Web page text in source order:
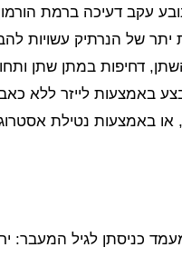
עקב דעיכה ברמת
של הנרתיק עשויות
השתן, דחיפות במתן שתן
באמצעות לייזר ללא
או באמצעות נטילת
כניסתן לגיל המעבר: